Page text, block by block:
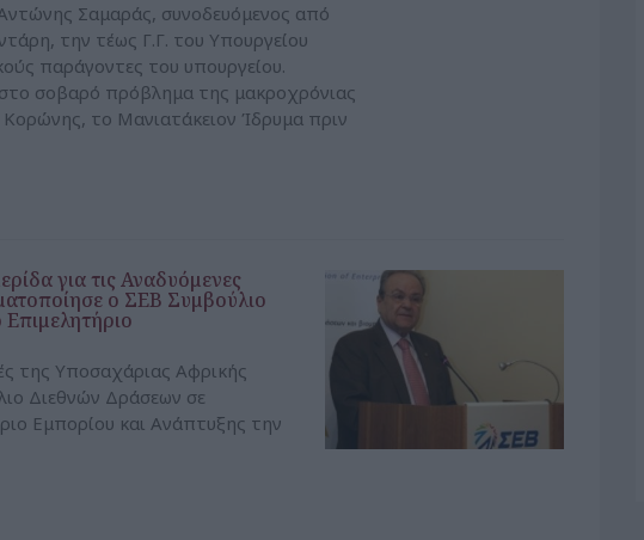
Σαμαράς, συνοδευόμενος από
την τέως Γ.Γ. του Υπουργείου
παράγοντες του υπουργείου.
στο σοβαρό πρόβλημα της μακροχρόνιας
το Μανιατάκειον Ίδρυμα πριν
για τις Αναδυόμενες
ο ΣΕΒ Συμβούλιο
της Υποσαχάριας Αφρικής
Διεθνών Δράσεων σε
Εμπορίου και Ανάπτυξης την